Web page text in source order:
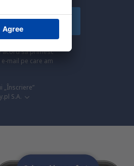
Înscriere
acord să primesc
mail pe care am
„Înscriere”
S.A.